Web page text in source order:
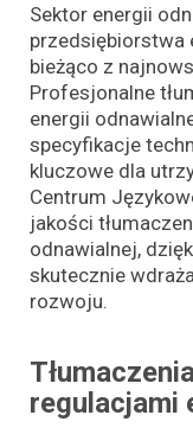
Sektor energii
przedsiębiorstwa
bieżąco z
Profesjonalne
energii
specyfikacje
kluczowe dla
Centrum
jakości
odnawialnej,
skutecznie
rozwoju.
regulacjami